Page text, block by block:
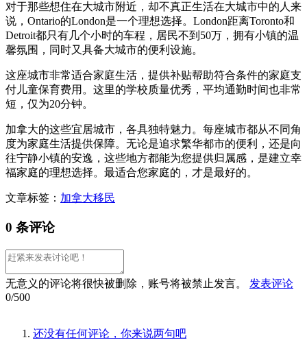
对于那些想住在大城市附近，却不真正生活在大城市中的人来
说，Ontario的London是一个理想选择。London距离Toronto和
Detroit都只有几个小时的车程，居民不到50万，拥有小镇的温
馨氛围，同时又具备大城市的便利设施。
这座城市非常适合家庭生活，提供补贴帮助符合条件的家庭支
付儿童保育费用。这里的学校质量优秀，平均通勤时间也非常
短，仅为20分钟。
加拿大的这些宜居城市，各具独特魅力。每座城市都从不同角
度为家庭生活提供保障。无论是追求繁华都市的便利，还是向
往宁静小镇的安逸，这些地方都能为您提供归属感，是建立幸
福家庭的理想选择。最适合您家庭的，才是最好的。
文章标签： 加拿大移民
0 条评论
无意义的评论将很快被删除，账号将被禁止发言。
发表评论
0/500
还没有任何评论，你来说两句吧